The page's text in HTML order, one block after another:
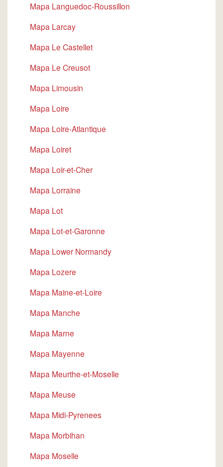
Mapa Languedoc-Roussillon
Mapa Larcay
Mapa Le Castellet
Mapa Le Creusot
Mapa Limousin
Mapa Loire
Mapa Loire-Atlantique
Mapa Loiret
Mapa Loir-et-Cher
Mapa Lorraine
Mapa Lot
Mapa Lot-et-Garonne
Mapa Lower Normandy
Mapa Lozere
Mapa Maine-et-Loire
Mapa Manche
Mapa Marne
Mapa Mayenne
Mapa Meurthe-et-Moselle
Mapa Meuse
Mapa Midi-Pyrenees
Mapa Morbihan
Mapa Moselle